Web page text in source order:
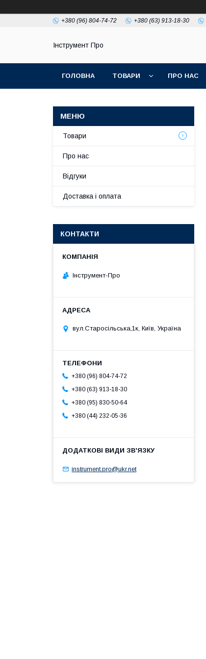
+380 (96) 804-74-72 +380 (63) 913-18-30
Інструмент Про
ГОЛОВНА ТОВАРИ ПРО НАС
Товари
Про нас
Відгуки
Доставка і оплата
КОНТАКТИ
Інструмент-Про
вул.Старосільська,1к, Київ, Україна
+380 (96) 804-74-72
+380 (63) 913-18-30
+380 (95) 830-50-64
+380 (44) 232-05-36
instrument.pro@ukr.net